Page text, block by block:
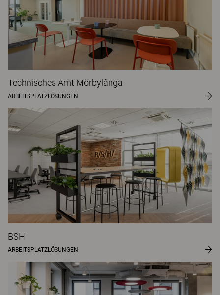
Technisches Amt Mörbylånga
ARBEITSPLATZLÖSUNGEN
BSH
ARBEITSPLATZLÖSUNGEN